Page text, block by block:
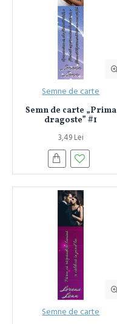
Semne de carte
Semn de carte „Prima
dragoste” #1
3,49 Lei
Semne de carte